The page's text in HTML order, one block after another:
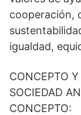
cooperación,
igualdad,
CONCEPTO
SOCIEDAD
CONCEPTO: